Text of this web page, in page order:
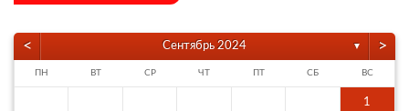
< Сентябрь 2024 ▼ >
ПН ВТ СР ЧТ ПТ СБ ВС
1